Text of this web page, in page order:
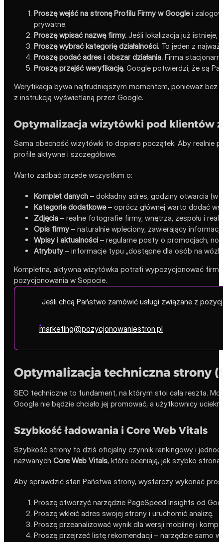
Proszę wejść na stronę Profilu Firmy w Googlei
prywatne.
Proszę wpisać nazwę firmy. Jeśli lokalizacja już istnieje,
Proszę wybrać kategorię działalności. To jeden z
Proszę podać adres i obszar działania. Firma
Proszę przejść weryfikację. Google potwierdzi, że są
Weryfikacja bywa najtrudniejszym momentem, ponieważ bez
z instrukcją wyświetlaną przez Google.
Optymalizacja wizytówki pod klientów
Sama obecność wizytówki to dopiero początek. Aby realnie
profile aktywne i szczegółowe.
Warto zadbać przede wszystkim o:
Komplet danych – dokładny adres, godziny otwarcia
Kategorie dodatkowe– oprócz głównej warto dodać
Zdjęcia – realne fotografie firmy, wnętrza, zespołu i
Opis firmy – naturalnie wpleciony, zawierający
Wpisy i aktualności – regularne posty o promocjach,
Atrybuty – informacje typu „dostępne dla osób na
Kompletna, aktywna wizytówka potrafi wypozycjonować
pozycjonowania w Sopocie.
Jeśli chcą Państwo zamówić usługi związane z
marketing@pozycjonowaniestron.pl
Optymalizacja techniczna strony
SEO techniczne to fundament, na którym stoi cała reszta.
Google nie będzie chciało jej promować, a użytkownicy
Szybkość ładowania i Core Web Vitals
Szybkość strony to dziś oficjalny czynnik rankingowy i
nazwanych Core Web Vitals, które oceniają, jak szybko strona
Aby sprawdzić stan Państwa strony, wystarczy wykonać
Proszę otworzyć narzędzie PageSpeed Insights od
Proszę wkleić adres swojej strony i uruchomić analizę.
Proszę przeanalizować wynik dla wersji mobilnej i
Proszę przejrzeć listę rekomendacji – narzędzie samo